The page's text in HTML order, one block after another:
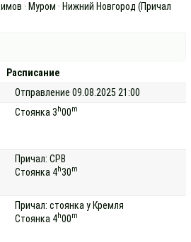
· Муром · Нижний Новгород (Причал
Расписание
Отправление 09.08.2025 21:00
Стоянка 3 h00m
Причал: СРВ
Стоянка 4h30m
Причал: стоянка у Кремля
Стоянка 4h00m